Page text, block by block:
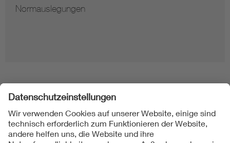
Normauslegungen
Folgen Sie uns